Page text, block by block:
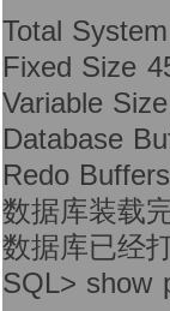
Total
Fixed Size
Variable
Database
Redo
数据库装载完
数据库已经打
SQL> show